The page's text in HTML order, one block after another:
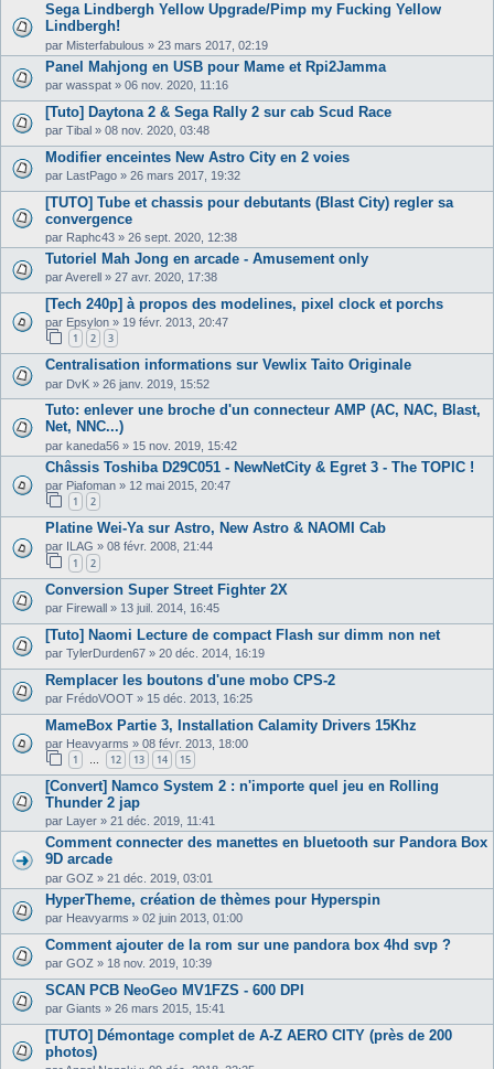
Sega Lindbergh Yellow Upgrade/Pimp my Fucking Yellow
Lindbergh!
par Misterfabulous » 23 mars 2017, 02:19
Panel Mahjong en USB pour Mame et Rpi2Jamma
par wasspat » 06 nov. 2020, 11:16
[Tuto] Daytona 2 & Sega Rally 2 sur cab Scud Race
par Tibal » 08 nov. 2020, 03:48
Modifier enceintes New Astro City en 2 voies
par LastPago » 26 mars 2017, 19:32
[TUTO] Tube et chassis pour debutants (Blast City) regler sa
convergence
par Raphc43 » 26 sept. 2020, 12:38
Tutoriel Mah Jong en arcade - Amusement only
parAverell » 27 avr. 2020, 17:38
[Tech 240p] à propos des modelines, pixel clock et porchs
par Epsylon » 19 févr. 2013, 20:47
1 2 3
Centralisation informations sur Vewlix Taito Originale
par DvK » 26 janv. 2019, 15:52
Tuto: enlever une broche d'un connecteur AMP (AC, NAC, Blast,
Net, NNC...)
par kaneda56 » 15 nov. 2019, 15:42
Châssis Toshiba D29C051 - NewNetCity & Egret 3 - The TOPIC !
par Piafoman » 12 mai 2015, 20:47
1 2
Platine Wei-Ya sur Astro, New Astro & NAOMI Cab
par ILAG » 08 févr. 2008, 21:44
1 2
Conversion Super Street Fighter 2X
par Firewall » 13 juil. 2014, 16:45
[Tuto] Naomi Lecture de compact Flash sur dimm non net
par TylerDurden67 » 20 déc. 2014, 16:19
Remplacer les boutons d'une mobo CPS-2
par FrédoVOOT » 15 déc. 2013, 16:25
MameBox Partie 3, Installation Calamity Drivers 15Khz
par Heavyarms » 08 févr. 2013, 18:00
1 12 13 14 15
[Convert] Namco System 2 : n'importe quel jeu en Rolling
Thunder 2 jap
par Layer » 21 déc. 2019, 11:41
Comment connecter des manettes en bluetooth sur Pandora Box
9D arcade
par GOZ » 21 déc. 2019, 03:01
HyperTheme, création de thèmes pour Hyperspin
par Heavyarms » 02 juin 2013, 01:00
Comment ajouter de la rom sur une pandora box 4hd svp ?
par GOZ » 18 nov. 2019, 10:39
SCAN PCB NeoGeo MV1FZS - 600 DPI
par Giants » 26 mars 2015, 15:41
[TUTO] Démontage complet de A-Z AERO CITY (près de 200
photos)